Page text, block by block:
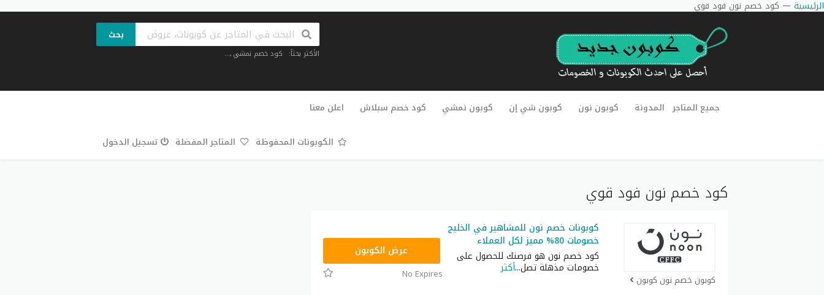
الرئيسية — كود خصم نون فود قوي
بحث
الأكثر بحثاً: كود خصم نمشي,...
تخطي
جميع المتاجر المدونة كوبون نون كوبون شي إن كوبون نمشي كود خصم سبلاش اعلن معنا
الكوبونات المحفوظة المتاجر المفضلة تسجيل الدخول
كود خصم نون فود قوي
كوبون خصم نون كوبون
كوبونات خصم نون للمشاهير في الخليج
خصومات 80% مميز لكل العملاء
كود خصم نون هو فرصتك للحصول على
خصومات مذهلة تصل...أكثر
RRF24عرض الكوبون
No Expires